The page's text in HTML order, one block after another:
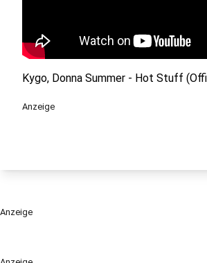
Kygo, Donna Summer - Hot Stuff
Anzeige
Anzeige